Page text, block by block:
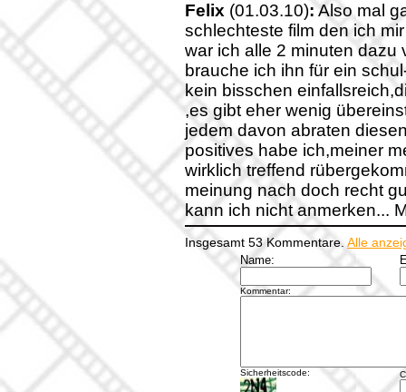
Felix (01.03.10): Also mal
schlechteste film den ich
war ich alle 2 minuten dazu
brauche ich ihn für ein
kein bisschen
,es gibt eher wenig
jedem davon abraten
positives habe ich,meiner
wirklich treffend
meinung nach doch recht
kann ich nicht anmerken...
Insgesamt 53 Kommentare. Alle
Name:
Kommentar:
Sicherheitscode: